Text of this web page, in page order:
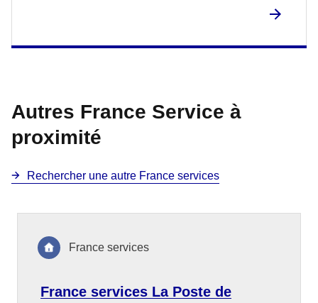
Autres France Service à
proximité
Rechercher une autre France services
France services La Poste de
France services